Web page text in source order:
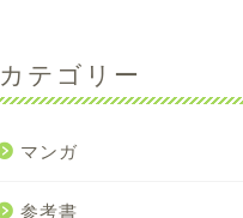
カテゴリー
マンガ
参考書